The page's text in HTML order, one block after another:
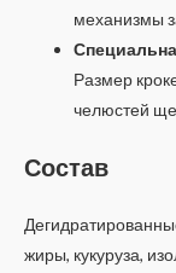
механизмы
Размер
челюстей
Состав
жиры, кукуруза,